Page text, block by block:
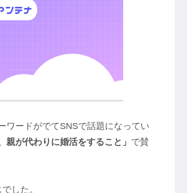
ワードがでてSNSで話題になってい
親が代わりに婚活をすること」 で賛
した。